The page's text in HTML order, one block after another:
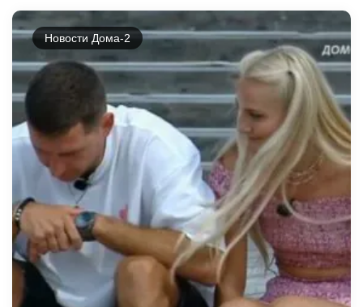
Новости Дома-2